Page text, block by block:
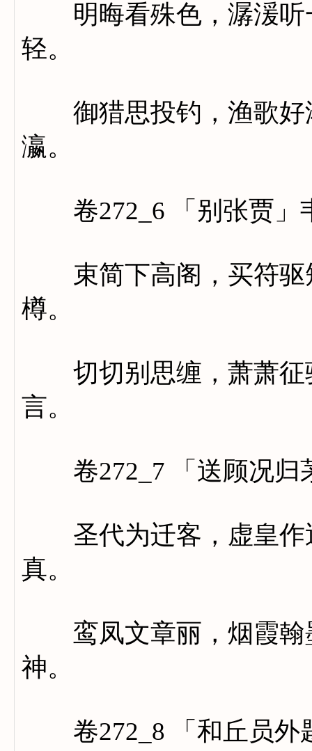
明晦看殊色，潺湲听
轻。
御猎思投钓，渔歌好
瀛。
卷272_6 「别张贾」
束简下高阁，买符驱
樽。
切切别思缠，萧萧征
言。
卷272_7 「送顾况归
圣代为迁客，虚皇作
真。
鸾凤文章丽，烟霞翰
神。
卷272_8 「和丘员外